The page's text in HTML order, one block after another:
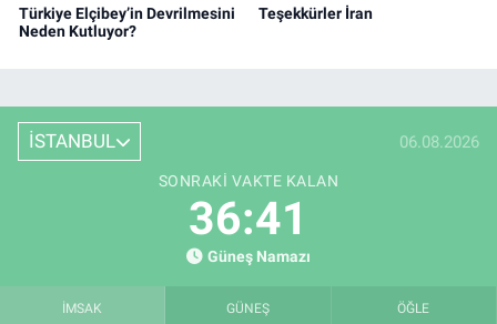
Türkiye Elçibey’in Devrilmesini
Neden Kutluyor?
Teşekkürler İran
İSTANBUL 06.08.2026
SONRAKI VAKTE KALAN
36:40
Güneş Namazı
İMSAK GÜNEŞ ÖĞLE